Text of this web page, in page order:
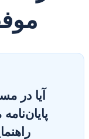
آیا در